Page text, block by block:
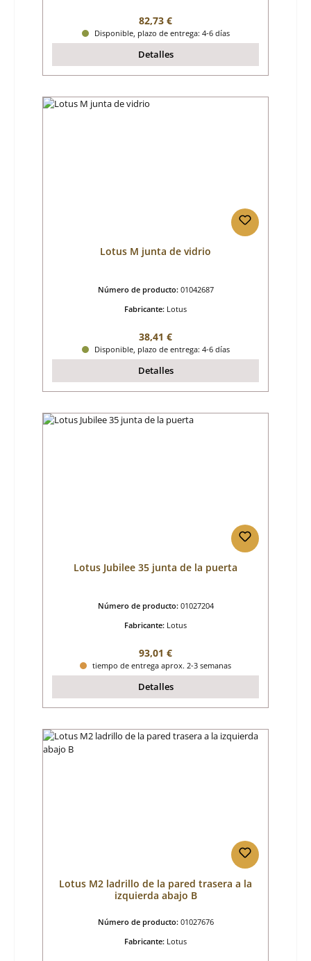
Precio normal:
82,73 €
Disponible, plazo de entrega: 4-6 días
Detalles
Lotus M junta de vidrio
Número de producto: 01042687
Fabricante: Lotus
Precio normal:
38,41 €
Disponible, plazo de entrega: 4-6 días
Detalles
Lotus Jubilee 35 junta de la puerta
Número de producto: 01027204
Fabricante: Lotus
Precio normal:
93,01 €
tiempo de entrega aprox. 2-3 semanas
Detalles
Lotus M2 ladrillo de la pared trasera a la
izquierda abajo B
Número de producto: 01027676
Fabricante: Lotus